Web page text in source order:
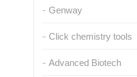
Genway
Click chemistry tools
Advanced Biotech